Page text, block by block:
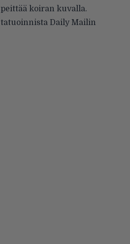
koiran kuvalla.
Daily Mailin